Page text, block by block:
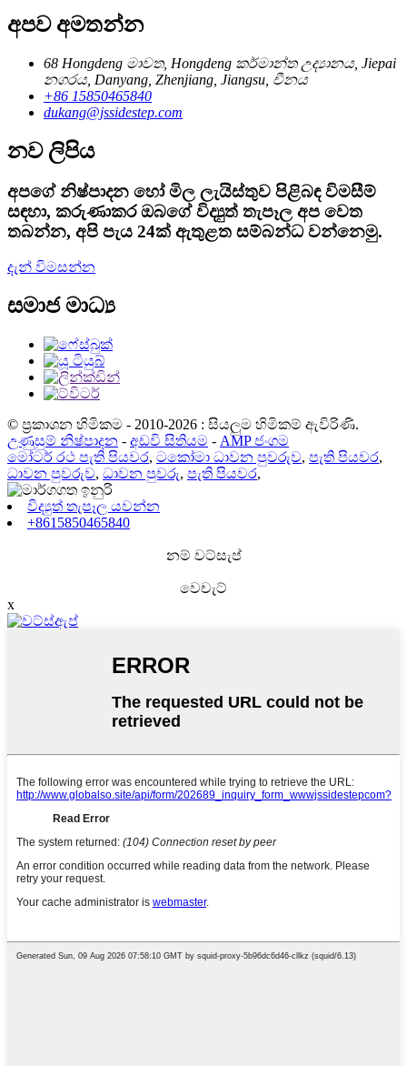
අපව අමතන්න
68 Hongdeng මාවත, Hongdeng කර්මාන්ත උද්‍යානය, Jiepai
නගරය, Danyang, Zhenjiang, Jiangsu, චීනය
+86 15850465840
dukang@jssidestep.com
නව ලිපිය
අපගේ නිෂ්පාදන හෝ මිල ලැයිස්තුව පිළිබඳ විමසීම්
සඳහා, කරුණාකර ඔබගේ විද්‍යුත් තැපෑල අප වෙත
තබන්න, අපි පැය 24ක් ඇතුළත සම්බන්ධ වන්නෙමු.
දැන් විමසන්න
සමාජ මාධ්‍ය
© ප්‍රකාශන හිමිකම - 2010-2026 : සියලුම හිමිකම් ඇවිරිණි.
උණුසුම් නිෂ්පාදන - අඩවි සිතියම - AMP ජංගම
මෝටර් රථ පැති පියවර, ටකෝමා ධාවන පුවරුව, පැති පියවර,
ධාවන පුවරුව, ධාවන පුවරු, පැති පියවර,
විද්‍යුත් තැපෑල යවන්න
+8615850465840
නම් වට්සැප්
වෙචැට්
x